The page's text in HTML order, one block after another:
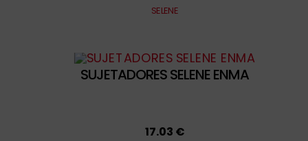
SELENE
SUJETADORES SELENE ENMA
17.03 €